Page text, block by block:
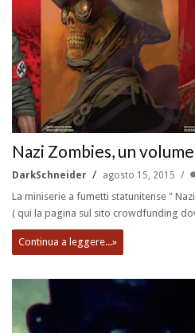
Nazi Zombies, un
DarkSchneider agosto 15, 2015
La miniserie a fumetti statunitense "
( qui la pagina sul sito crowdfunding
Continua a leggere...»